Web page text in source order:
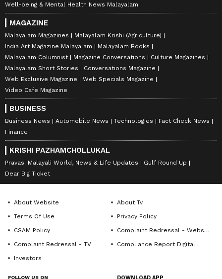
Well-being & Mental Health News Malayalam
MAGAZINE
Malayalam Magazines
Malayalam Krishi (Agriculture)
India Art Magazine Malayalam
Malayalam Books
Malayalam Columnist
Magazine Conversations
Culture Magazines
Malayalam Short Stories
Conversations Magazine
Web Exclusive Magazine
Web Specials Magazine
Video Cafe Magazine
BUSINESS
Business News Automobile News Technologies
Fact Check News
Finance
KRISHI PAZHAMCHOLLUKAL
Pravasi Malayali World, News & Life Updates
Gulf Round Up
Dear Big Ticket
About Website
About Tv
Terms Of Use
Privacy Policy
CSAM Policy
Complaint Redressal - Website
Complaint Redressal - TV
Compliance Report Digital
Investors
FOLLOW US ON DOWNLOAD APP